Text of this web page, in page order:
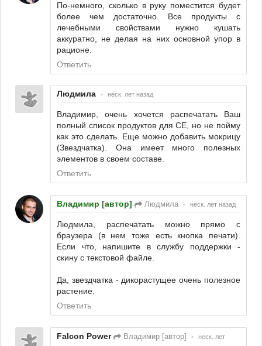
По-немного, сколько в руку поместится будет
более чем достаточно. Все продукты с
лечебными свойствами нужно кушать
аккуратно, не делая на них основной упор в
рационе.
Ответить
Людмила • неск. лет назад
Владимир, очень хочется распечатать Ваш
полный список продуктов для СЕ, но не пойму
как это сделать. Еще можно добавить мокрицу
(Звездчатка). Она имеет много полезных
элементов в своем составе.
Ответить
Владимир [автор] Людмила • неск. лет назад
Людмила, распечатать можно прямо с
браузера (в нем тоже есть кнопка печати).
Если что, напишите в службу поддержки -
скину с текстовой файле.
Да, звездчатка - дикорастущее очень полезное
растение.
Ответить
Falcon Power Владимир [автор] •
неск. лет